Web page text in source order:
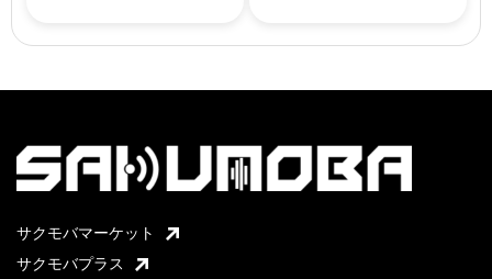
サクモバマーケット
サクモバプラス